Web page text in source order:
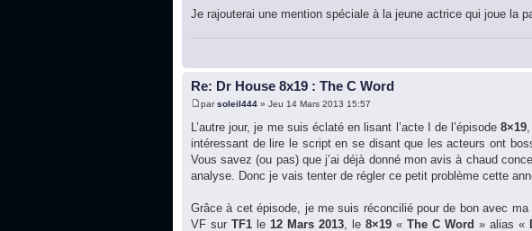
Je rajouterai une mention spéciale à la jeune actrice qui joue la
Re: Dr House 8x19 : The C Word
parsoleil444 » Jeu 14 Mars 2013 15:57
L’autre jour, je me suis éclaté en lisant l’acte I de l’épisode8×19
intéressant de lire le script en se disant que les acteurs ont
Vous savez (ou pas) que j’ai déjà donné mon avis à chaud
analyse. Donc je vais tenter de régler ce petit problème cette
Grâce à cet épisode, je me suis réconcilié pour de bon avec ma
VF surTF1 le 12 Mars 2013 , le8×19 «The C Word » alias «